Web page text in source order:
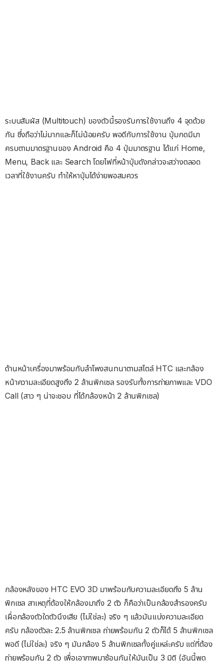
ระบบสัมผัส (Multitouch) ของตัวนี้รองรับการใช้งานถึง 4 จุดด้วย
กัน ซึ่งถือว่าไม่มากและก็ไม่น้อยครับ พอดีกับการใช้งาน ปุ่มกดมีมา
ครบตามมาตรฐานของ Android คือ 4 ปุ่มมาตรฐาน ได้แก่ Home,
Menu, Back และ Search โดยไฟที่หน้าปุ่มดังกล่าวจะสว่างตลอด
เวลาที่ใช้งานครับ ทำให้หาปุ่มได้ง่ายพอสมควร
ด้านหน้าเครื่องมาพร้อมกับลำโพงสนทนาตามสไตล์ HTC และกล้อง
หน้าความละเอียดสูงถึง 2 ล้านพิกเซล รองรับทั้งการถ่ายภาพและ VDO
Call (สาว ๆ น่าจะชอบ ที่ได้กล้องหน้า 2 ล้านพิกเซล)
กล้องหลังของ HTC EVO 3D มาพร้อมกับความละเอียดถึง 5 ล้าน
พิกเซล สาเหตุที่ต้องให้กล้องมาถึง 2 ตัว ก็คือว่าเป็นกล้องสำรองครับ
เผื่อกล้องตัวใดตัวนึงเสีย (ไม่ใช่ละ) จริง ๆ แล้วมันแบ่งความละเอียด
ครับ กล้องตัวละ 2.5 ล้านพิกเซล ถ่ายพร้อมกัน 2 ตัวก็ได้ 5 ล้านพิกเซล
พอดี (ไม่ใช่ละ) จริง ๆ มันกล้อง 5 ล้านพิกเซลทั้งคู่แหล่ะครับ แต่ที่ต้อง
ถ่ายพร้อมกัน 2 ตัว เพื่อเอาภาพมาซ้อนกันให้มันเป็น 3 มิติ (อันนี้พูด